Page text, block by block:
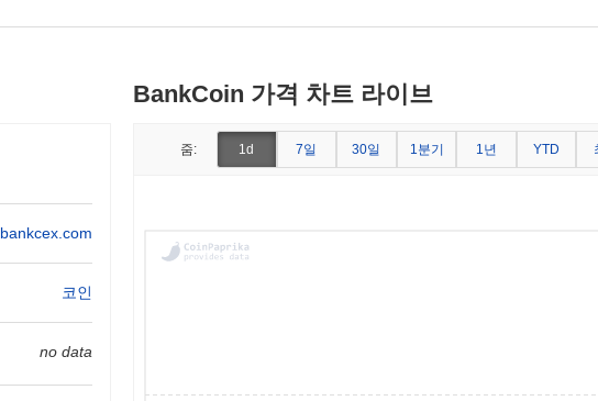
bankcex.com
코인
no data
BankCoin 가격 차트 라이브
줌: 1d 7일 30일 1분기 1년 YTD